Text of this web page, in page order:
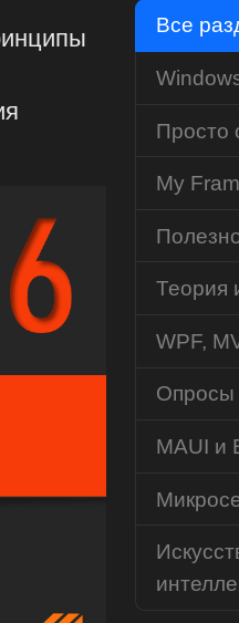
Все
Просто
My
Теория
WPF,
Опросы
MAUI и